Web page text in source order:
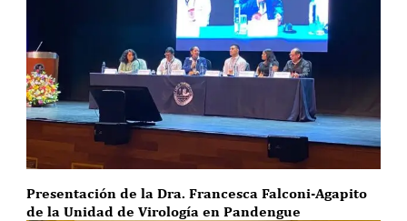
Presentación de la Dra. Francesca Falconi-Agapito
de la Unidad de Virología en Pandengue